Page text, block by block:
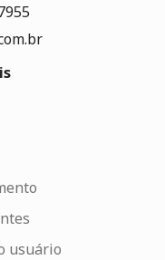
usuário